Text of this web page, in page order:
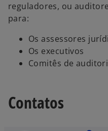
reguladores, ou
para:
Os assessores
Os executivos
Comitês de
Contatos